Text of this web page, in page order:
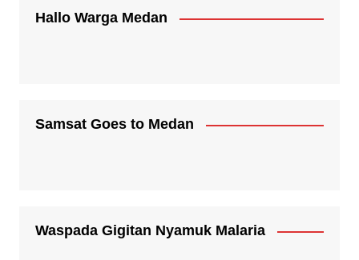
Hallo Warga Medan
Samsat Goes to Medan
Waspada Gigitan Nyamuk Malaria